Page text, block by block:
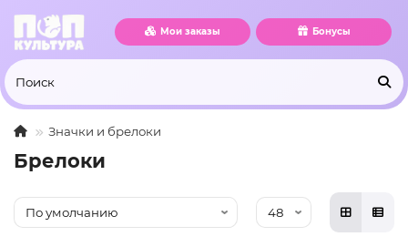
Мои заказы Бонусы
Значки и брелоки
Брелоки